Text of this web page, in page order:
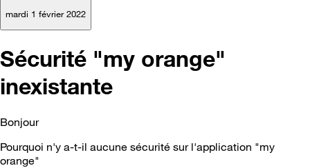
mardi 1 février 2022
Sécurité "my orange"
inexistante
Bonjour
Pourquoi n'y a-t-il aucune sécurité sur l'application "my
orange"